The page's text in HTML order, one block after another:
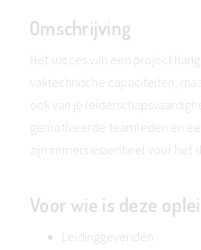
Omschrijving
Het succes van een project
vaktechnische capaciteiten,
ook van je
gemotiveerde teamleden en
zijn immers essentieel voor het
Voor wie is deze
Leidinggevenden